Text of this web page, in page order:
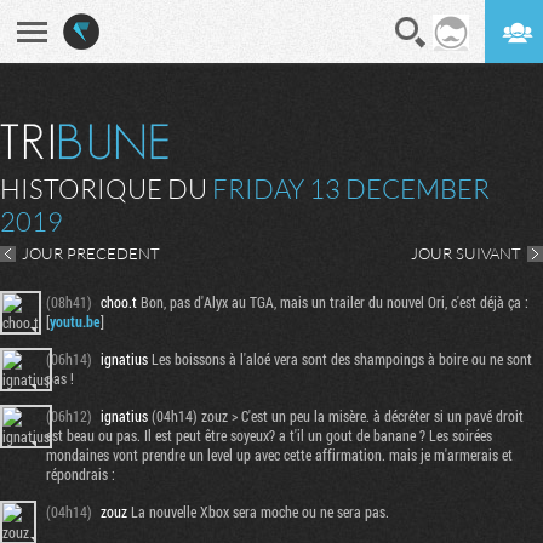
HISTORIQUE DU FRIDAY 13 DECEMBER
2019
JOUR PRECEDENT JOUR SUIVANT
(08h41) choo.tBon, pas d'Alyx au TGA, mais un trailer du nouvel Ori, c'est déjà ça :
[youtu.be]
(06h14) ignatiusLes boissons à l'aloé vera sont des shampoings à boire ou ne sont
pas !
(06h12) ignatius(04h14) zouz > C'est un peu la misère. à décréter si un pavé droit
est beau ou pas. Il est peut être soyeux? a t'il un gout de banane ? Les soirées
mondaines vont prendre un level up avec cette affirmation. mais je m'armerais et
répondrais :
(04h14) zouzLa nouvelle Xbox sera moche ou ne sera pas.